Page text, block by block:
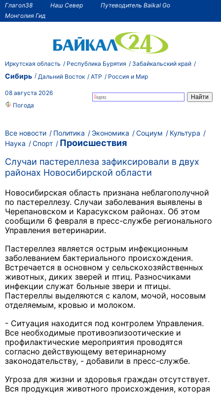
Глагол38 Наш Север
Путеводитель Baikal Go
Монголия Гид
Иркутская область Республика Бурятия Забайкальский край
Сибирь Дальний Восток АТР Россия и Мир
08 августа 2026
Погода
Все новости Политика Экономика Социум
Культура
Наука
Спорт
Происшествия
Случаи пастереллеза зафиксировали в двух
районах Новосибирской области
Новосибирская область признана неблагополучной
по пастереллезу. Случаи заболевания выявлены в
Черепановском и Карасукском районах. Об этом
сообщили 6 февраля в пресс-службе регионального
Управления ветеринарии.
Пастереллез является острым инфекционным
заболеванием бактериального происхождения.
Встречается в основном у сельскохозяйственных
животных, диких зверей и птиц. Разносчиками
инфекции служат больные звери и птицы.
Пастереллы выделяются с калом, мочой, носовым
отделяемым, кровью и молоком.
- Ситуация находится под контролем Управления.
Все необходимые противоэпизоотические и
профилактические мероприятия проводятся
согласно действующему ветеринарному
законодательству, - добавили в пресс-службе.
Угроза для жизни и здоровья граждан отсутствует.
Вся продукция животного происхождения, которая